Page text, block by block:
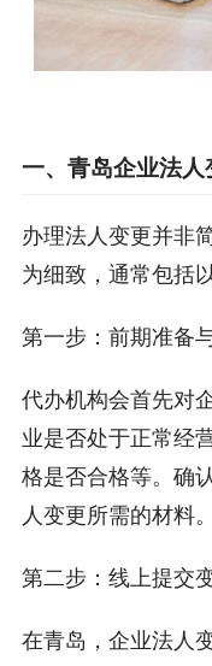
一、青岛企业法
办理法人变更并非
为细致，通常包括
第一步：前期准备
代办机构会首先对
业是否处于正常经
格是否合格等。确
人变更所需的材料。
第二步：线上提交
在青岛，企业法人